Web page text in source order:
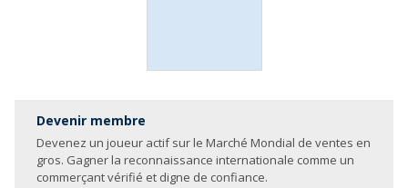
Devenir membre
Devenez un joueur actif sur le Marché Mondial de ventes en
gros. Gagner la reconnaissance internationale comme un
commerçant vérifié et digne de confiance.